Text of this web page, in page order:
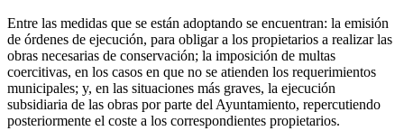
Entre las medidas que se están adoptando se encuentran: la emisión
de órdenes de ejecución, para obligar a los propietarios a realizar las
obras necesarias de conservación; la imposición de multas
coercitivas, en los casos en que no se atienden los requerimientos
municipales; y, en las situaciones más graves, la ejecución
subsidiaria de las obras por parte del Ayuntamiento, repercutiendo
posteriormente el coste a los correspondientes propietarios.